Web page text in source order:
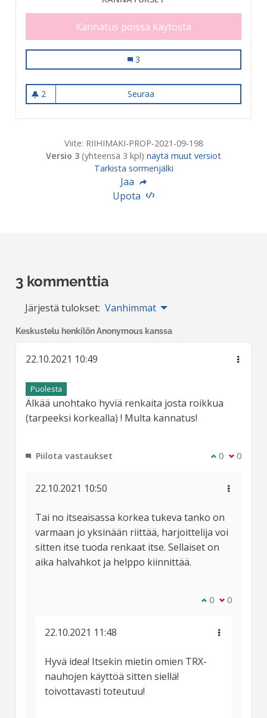
Kannatus poissa käytöstä
Ulkokuntosali Riihimäelle
3
2
2 seuraajaa
Seuraa
Viite: RIIHIMAKI-PROP-2021-09-198
Versio 3 (yhteensä 3 kpl) näytä muut versiot
Tarkista sormenjälki
Jaa
Upota
3 kommenttia
Järjestä tulokset: Vanhimmat
Keskustelu henkilön Anonymous kanssa
22.10.2021 10:49
Puolesta
Älkää unohtako hyviä renkaita josta roikkua
(tarpeeksi korkealla) ! Multa kannatus!
Piilota vastaukset Olen samaa
0 Olen eri
0
22.10.2021 10:50
Tai no itseaisassa korkea tukeva tanko on
varmaan jo yksinään riittää, harjoittelija voi
sitten itse tuoda renkaat itse. Sellaiset on
aika halvahkot ja helppo kiinnittää.
Olen samaa
0 Olen eri
0
22.10.2021 11:48
Hyvä idea! Itsekin mietin omien TRX-
nauhojen käyttöä sitten siellä!
toivottavasti toteutuu!